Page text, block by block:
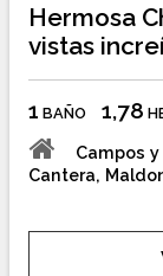
Hermosa
vistas
1 BAÑO 1,78
Campos
Cantera,